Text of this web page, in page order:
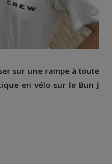
sur une rampe à toute
en vélo sur le Bun J